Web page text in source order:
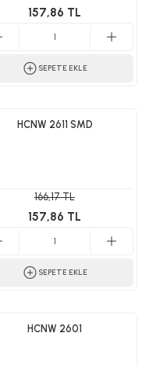
157,86 TL
SEPETE EKLE
HCNW 2611 SMD
166,17 TL
157,86 TL
SEPETE EKLE
HCNW 2601